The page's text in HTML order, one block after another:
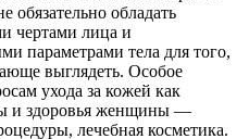
обязательно обладать
чертами лица и
параметрами тела для того,
выглядеть. Особое
ухода за кожей как
и здоровья женщины —
лечебная косметика.